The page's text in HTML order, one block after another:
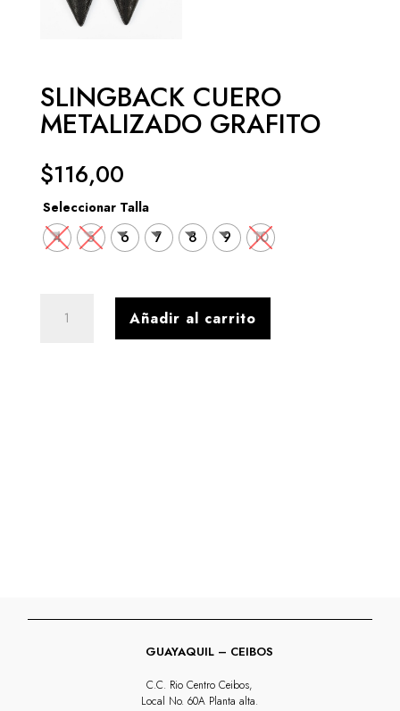
SLINGBACK CUERO
METALIZADO GRAFITO
$116,00
Seleccionar Talla
4 5 6 7 8 9 10
CUERO
METALIZADO
Añadir al carrito
GUAYAQUIL – CEIBOS
C.C. Rio Centro Ceibos,
Local No. 60A Planta alta.